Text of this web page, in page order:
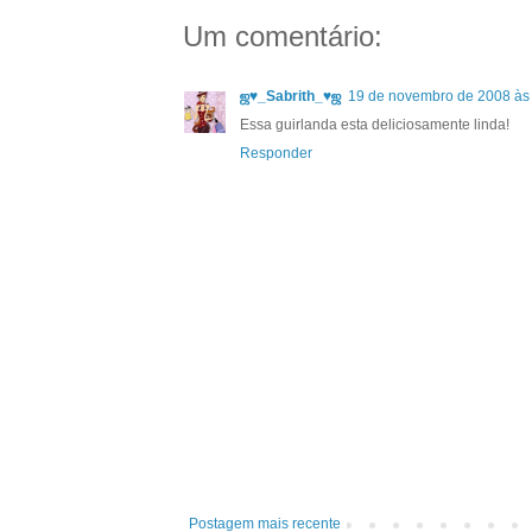
Um comentário:
ஜ♥_Sabrith_♥ஜ 19 de novembro de 2008 às
Essa guirlanda esta deliciosamente linda!
Responder
Postagem mais recente